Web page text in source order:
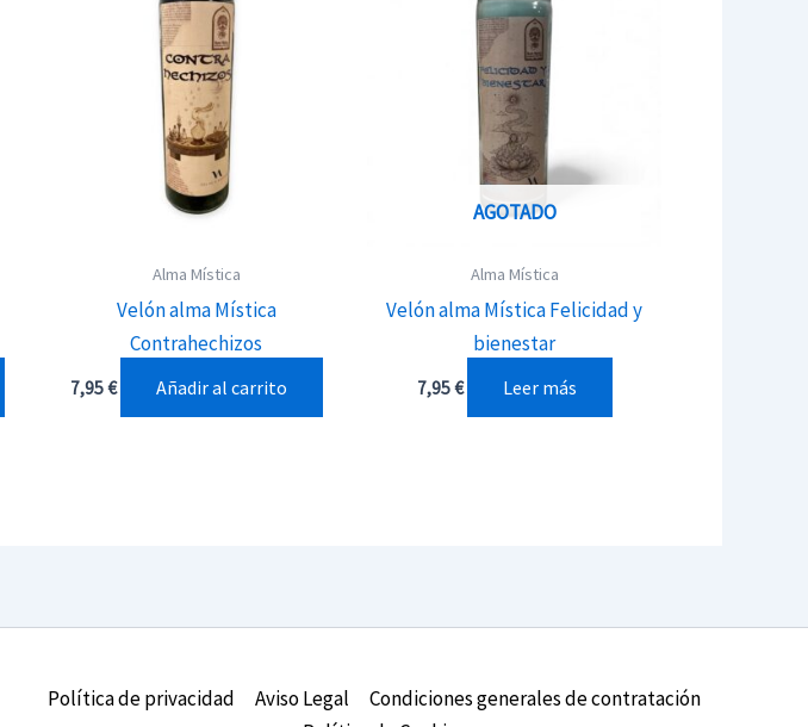
Alma Mística
Velón alma Mística
Contrahechizos
7,95€ Añadir al carrito
AGOTADO
Alma Mística
Velón alma Mística Felicidad y
bienestar
7,95€ Leer más
Política de privacidad Aviso Legal
Condiciones generales de contratación